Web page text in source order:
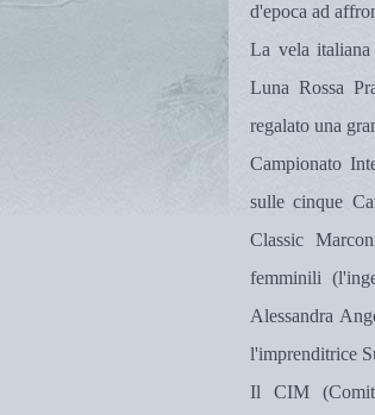
d'epoca ad
La vela
Luna Rossa
regalato una
Campionato
sulle cinque
Classic
femminili
Alessandra
l'imprenditrice
Il CIM